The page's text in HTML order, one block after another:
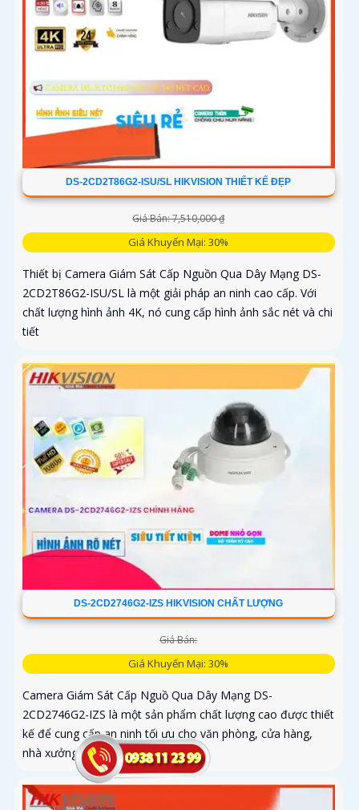
DS-2CD2T86G2-ISU/SL HIKVISION THIẾT KẾ ĐẸP
Giá Bán: 7,510,000 ₫
Giá Khuyến Mại: 30%
Thiết bị Camera Giám Sát Cấp Nguồn Qua Dây Mạng DS-
2CD2T86G2-ISU/SL là một giải pháp an ninh cao cấp. Với
chất lượng hình ảnh 4K, nó cung cấp hình ảnh sắc nét và chi
tiết
DS-2CD2746G2-IZS HIKVISION CHẤT LƯỢNG
Giá Bán:
Giá Khuyến Mại: 30%
Camera Giám Sát Cấp Nguồ Qua Dây Mạng DS-
2CD2746G2-IZS là một sản phẩm chất lượng cao được thiết
kế để cung cấp an ninh tối ưu cho văn phòng, cửa hàng,
nhà xưởng và các không...